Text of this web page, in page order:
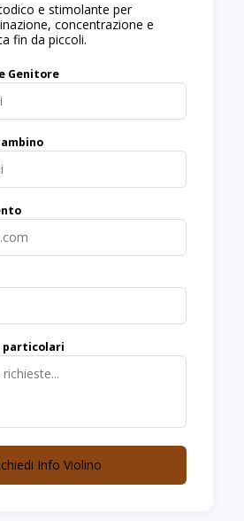
e stimolante per
concentrazione e
fin da piccoli.
Genitore
particolari
Info Violino